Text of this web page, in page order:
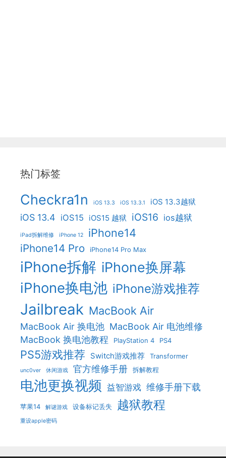
热门标签
Checkra1n iOS 13.3 iOS 13.3.1 iOS 13.3越狱
iOS 13.4 iOS15 iOS15 越狱 iOS16 ios越狱
iPad拆解维修 iPhone 12 iPhone14
iPhone14 Pro iPhone14 Pro Max
iPhone拆解 iPhone换屏幕
iPhone换电池 iPhone游戏推荐
Jailbreak MacBook Air
MacBook Air 换电池 MacBook Air 电池维修
MacBook 换电池教程
PlayStation 4 PS4
PS5游戏推荐 Switch游戏推荐 Transformer
unc0ver 休闲游戏 官方维修手册 拆解教程
电池更换视频 益智游戏 维修手册下载
苹果14 解谜游戏 设备标记丢失 越狱教程
重设apple密码